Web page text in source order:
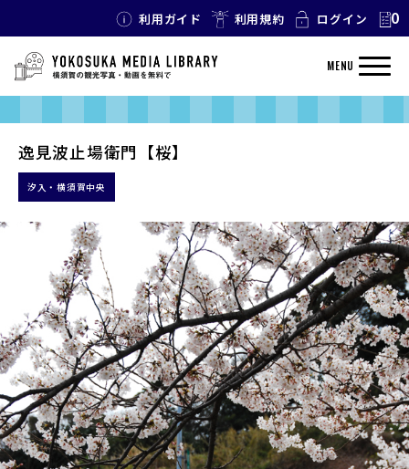
利用ガイド 利用規約 ログイン 0
MENU
逸見波止場衛門【桜】
汐入・横須賀中央